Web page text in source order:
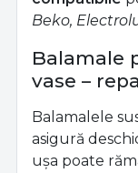
Beko,
Balamale
vase –
Balamalele
asigură
ușa poate